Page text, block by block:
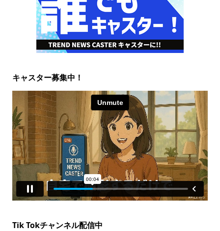
キャスター募集中！
Tik Tokチャンネル配信中